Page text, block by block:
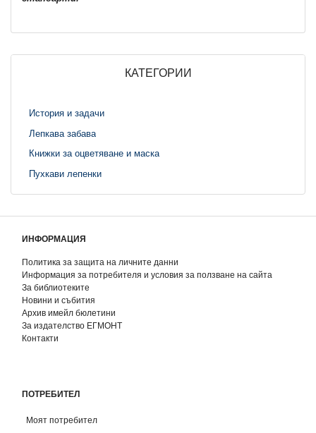
КАТЕГОРИИ
История и задачи
Лепкава забава
Книжки за оцветяване и маска
Пухкави лепенки
ИНФОРМАЦИЯ
Политика за защита на личните данни
Информация за потребителя и условия за ползване на сайта
За библиотеките
Новини и събития
Архив имейл бюлетини
За издателство ЕГМОНТ
Контакти
ПОТРЕБИТЕЛ
Моят потребител